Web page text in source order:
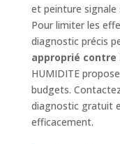
et peinture signale
Pour limiter les
diagnostic précis
approprié
HUMIDITE
budgets.
diagnostic gratuit
efficacement.